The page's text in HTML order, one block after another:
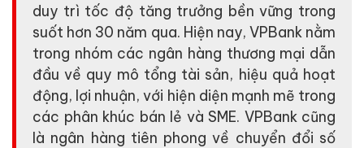
duy trì tốc độ tăng trưởng bền vững trong
suốt hơn 30 năm qua. Hiện nay, VPBank nằm
trong nhóm các ngân hàng thương mại dẫn
đầu về quy mô tổng tài sản, hiệu quả hoạt
động, lợi nhuận, với hiện diện mạnh mẽ trong
các phân khúc bán lẻ và SME. VPBank cũng
là ngân hàng tiên phong về chuyển đổi số